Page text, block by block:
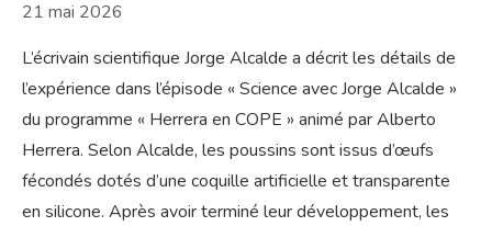
21 mai 2026
L’écrivain scientifique Jorge Alcalde a décrit les détails de
l’expérience dans l’épisode « Science avec Jorge Alcalde »
du programme « Herrera en COPE » animé par Alberto
Herrera. Selon Alcalde, les poussins sont issus d’œufs
fécondés dotés d’une coquille artificielle et transparente
en silicone. Après avoir terminé leur développement, les